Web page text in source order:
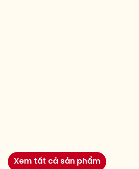
Xem tất cả sản phẩm